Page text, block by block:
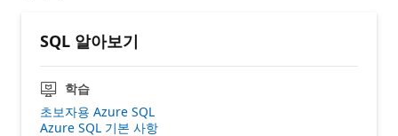
SQL 알아보기
학습
초보자용 Azure SQL
Azure SQL 기본 사항